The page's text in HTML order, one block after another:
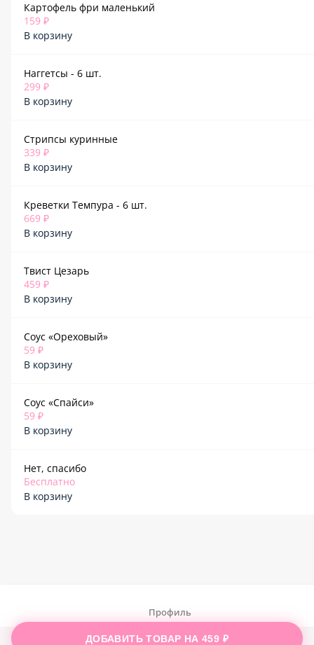
Картофель фри маленький
159 ₽
В корзину
Наггетсы - 6 шт.
299 ₽
В корзину
Стрипсы куринные
339 ₽
В корзину
Креветки Темпура - 6 шт.
669 ₽
В корзину
Твист Цезарь
459 ₽
В корзину
Соус «Ореховый»
59 ₽
В корзину
Соус «Спайси»
59 ₽
В корзину
Нет, спасибо
Бесплатно
В корзину
ДОБАВИТЬ ТОВАР НА459 ₽
Профиль